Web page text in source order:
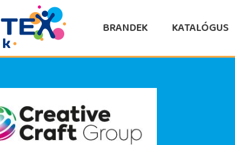
BRANDEK KATALÓGUS